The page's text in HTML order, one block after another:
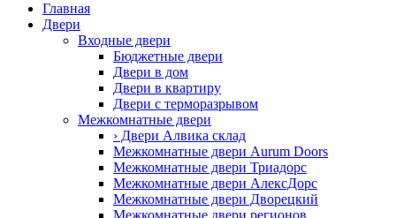
Главная
Двери
Входные двери
Бюджетные двери
Двери в дом
Двери в квартиру
Двери с терморазрывом
Межкомнатные двери
› Двери Алвика склад
Межкомнатные двери Aurum Doors
Межкомнатные двери Триадорс
Межкомнатные двери АлексДорс
Межкомнатные двери Дворецкий